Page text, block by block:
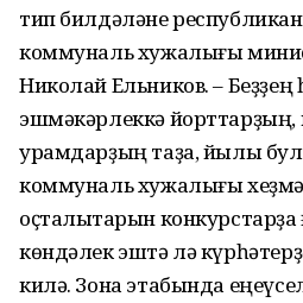
тип билдәләне
коммуналь хужалығы
Николай Ельников. – Беҙҙең
эшмәкәрлеккә
урамдарҙың таҙа, йылы
коммуналь хужалығы
оҫталыҡтарын конкурстарҙа
көндәлек эштә лә
килә. Зона этабында